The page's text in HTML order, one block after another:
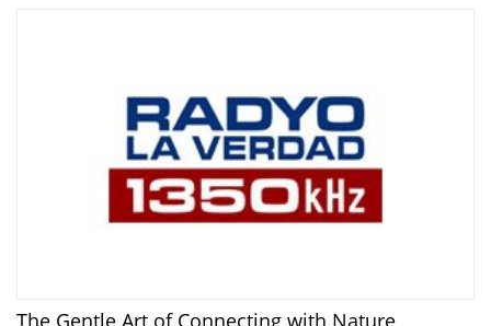
The Gentle Art of Connecting with Nature